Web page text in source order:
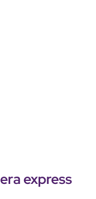
express